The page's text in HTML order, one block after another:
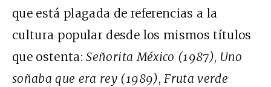
que está plagada de referencias a la
cultura popular desde los mismos títulos
que ostenta:Señorita México (1987), Uno
soñaba que era rey (1989),Fruta verde